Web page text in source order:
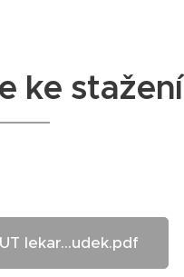
ke stažení
lekar...udek.pdf